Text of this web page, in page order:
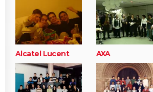
Alcatel Lucent AXA